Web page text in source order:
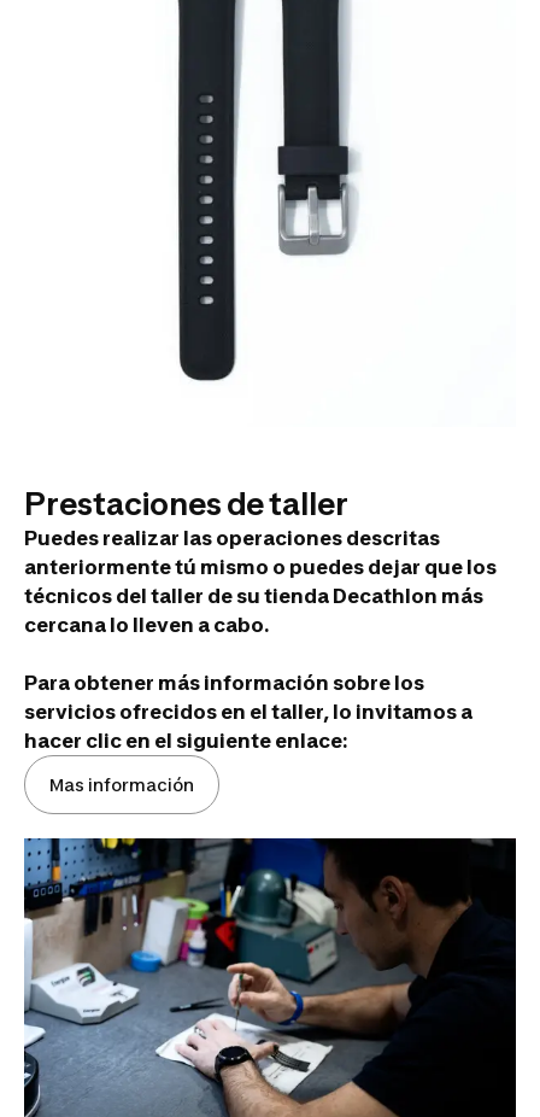
Prestaciones de taller
Puedes realizar las operaciones descritas
anteriormente tú mismo o puedes dejar que los
técnicos del taller de su tienda Decathlon más
cercana lo lleven a cabo.
Para obtener más información sobre los
servicios ofrecidos en el taller, lo invitamos a
hacer clic en el siguiente enlace:
Mas información